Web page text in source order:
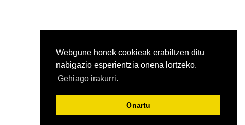
Webgune honek cookieak erabiltzen ditu
nabigazio esperientzia onena lortzeko.
Gehiago irakurri.
Onartu